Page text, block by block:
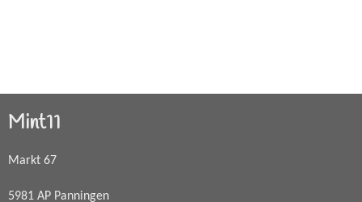
Mint11
Markt 67
5981 AP Panningen